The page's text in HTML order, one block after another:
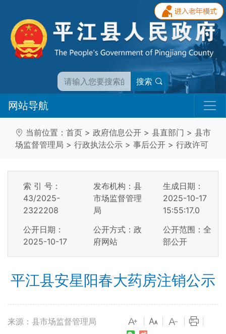
搜索
网站导航
当前位置： 首页 > 政府信息公开 > 县直部门 > 县市
场监督管理局 > 行政执法公示 > 事后公开 > 行政许可
索 引 号：
43/2025-
2322208
发布机构：县
市场监督管理
局
生成日期：
2025-10-17
15:55:17.0
公开日期：
2025-10-17
公开方式：政
府网站
公开范围：全
部公开
平江县安星阳春大药房注销公示
来源：县市场监督管理局